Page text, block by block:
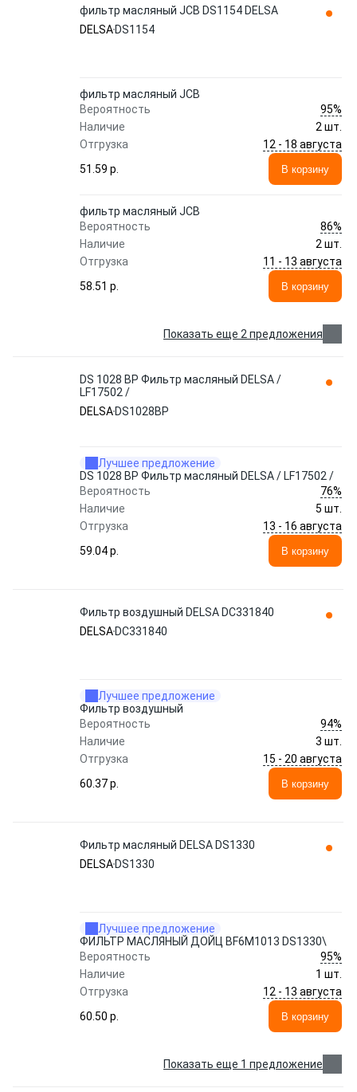
фильтр масляный JCB DS1154 DELSA
DELSA DS1154
фильтр масляный JCB
Вероятность
95%
Наличие
2 шт.
Отгрузка
12 - 18 августа
51.59 p.
В корзину
фильтр масляный JCB
Вероятность
86%
Наличие
2 шт.
Отгрузка
11 - 13 августа
58.51 p.
В корзину
Показать еще 2 предложения
DS 1028 BP Фильтр масляный DELSA /
LF17502 /
DELSA DS1028BP
Лучшее предложение
DS 1028 BP Фильтр масляный DELSA / LF17502 /
Вероятность
76%
Наличие
5 шт.
Отгрузка
13 - 16 августа
59.04 p.
В корзину
Фильтр воздушный DELSA DC331840
DELSA DC331840
Лучшее предложение
Фильтр воздушный
Вероятность
94%
Наличие
3 шт.
Отгрузка
15 - 20 августа
60.37 p.
В корзину
Фильтр масляный DELSA DS1330
DELSA DS1330
Лучшее предложение
ФИЛЬТР МАСЛЯНЫЙ ДОЙЦ BF6M1013 DS1330\
Вероятность
95%
Наличие
1 шт.
Отгрузка
12 - 13 августа
60.50 p.
В корзину
Показать еще 1 предложение